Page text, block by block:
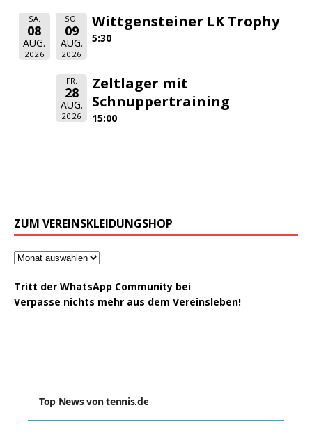
SA.
08
AUG.
2026
SO.
09
AUG.
2026
Wittgensteiner LK Trophy
5:30
FR.
28
AUG.
2026
Zeltlager mit
Schnuppertraining
15:00
ZUM VEREINSKLEIDUNGSHOP
Tritt der WhatsApp Community bei
Verpasse nichts mehr aus dem Vereinsleben!